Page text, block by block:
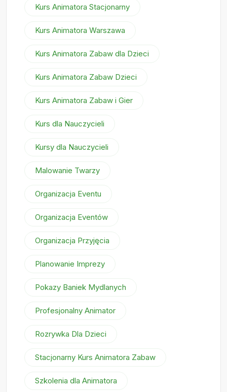
Kurs Animatora Stacjonarny
Kurs Animatora Warszawa
Kurs Animatora Zabaw dla Dzieci
Kurs Animatora Zabaw Dzieci
Kurs Animatora Zabaw i Gier
Kurs dla Nauczycieli
Kursy dla Nauczycieli
Malowanie Twarzy
Organizacja Eventu
Organizacja Eventów
Organizacja Przyjęcia
Planowanie Imprezy
Pokazy Baniek Mydlanych
Profesjonalny Animator
Rozrywka Dla Dzieci
Stacjonarny Kurs Animatora Zabaw
Szkolenia dla Animatora